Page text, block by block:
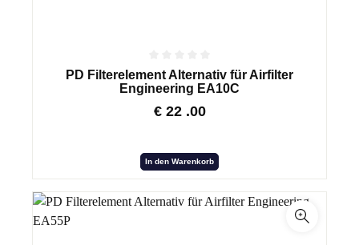
PD Filterelement Alternativ für Airfilter
Engineering EA10C
€ 22 .00
In den Warenkorb